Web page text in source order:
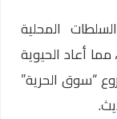
المحلية
أعاد الحيوية
“سوق الحرية”